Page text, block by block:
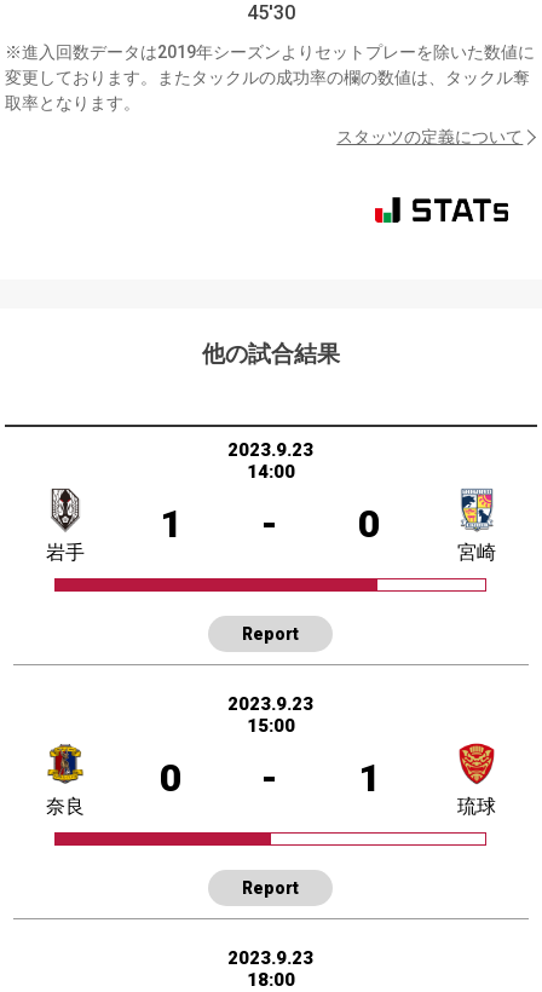
45'30
※進入回数データは2019年シーズンよりセットプレーを除いた数値に
変更しております。またタックルの成功率の欄の数値は、タックル奪
取率となります。
スタッツの定義について
他の試合結果
2023.9.23
14:00
1 - 0
岩手 宮崎
Report
2023.9.23
15:00
0 - 1
奈良 琉球
Report
2023.9.23
18:00